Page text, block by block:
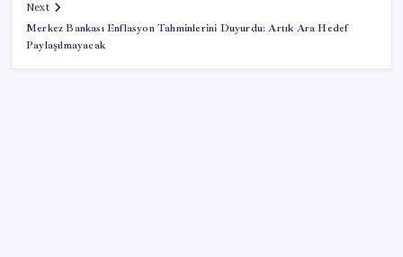
Next
Merkez Bankası Enflasyon Tahminlerini Duyurdu: Artık Ara Hedef
Paylaşılmayacak